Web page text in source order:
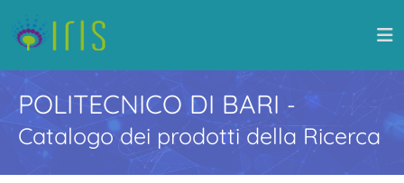
POLITECNICO DI BARI -
Catalogo dei prodotti della Ricerca